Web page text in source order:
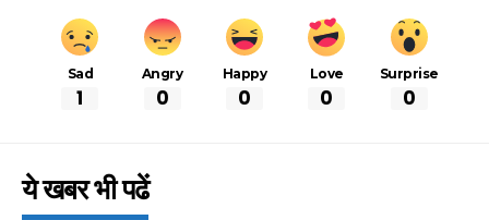
Sad
1
Angry
0
Happy
0
Love
0
Surprise
0
ये खबर भी पढें